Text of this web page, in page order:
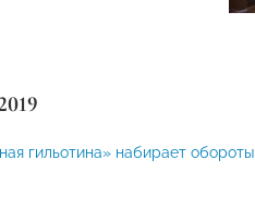
гильотина» набирает обороты